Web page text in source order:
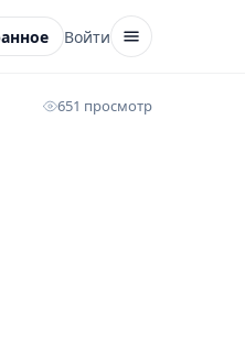
Войти
651 просмотр